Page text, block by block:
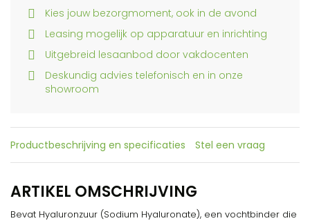
Kies jouw bezorgmoment, ook in de avond
Leasing mogelijk op apparatuur en inrichting
Uitgebreid lesaanbod door vakdocenten
Deskundig advies telefonisch en in onze
showroom
Productbeschrijving en specificaties Stel een vraag
ARTIKEL OMSCHRIJVING
Bevat Hyaluronzuur (Sodium Hyaluronate), een vochtbinder die